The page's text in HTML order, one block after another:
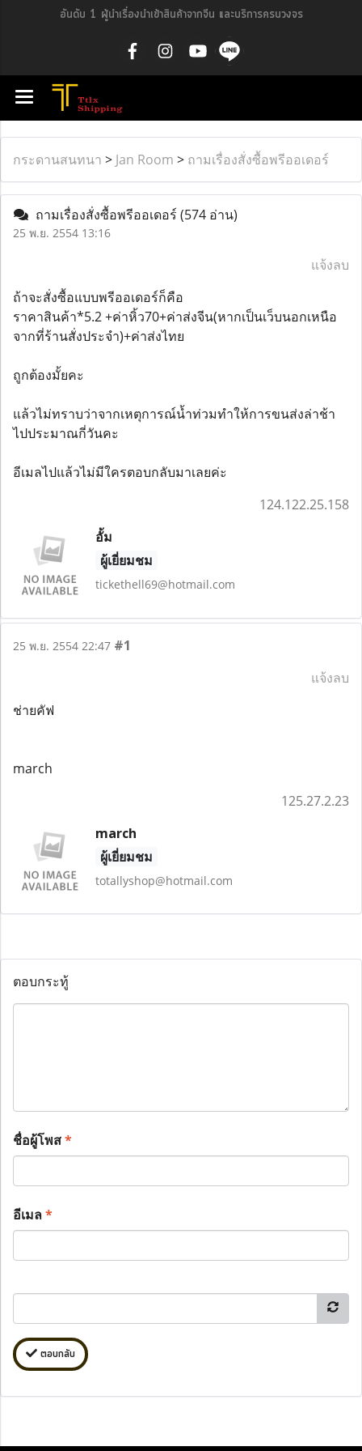
อันดับ 1 ผู้นำเรื่องนำเข้าสินค้าจากจีน และบริการครบวงจร
กระดานสนทนา > Jan Room > ถามเรื่องสั่งซื้อพรีออเดอร์
ถามเรื่องสั่งซื้อพรีออเดอร์ (574 อ่าน)
25 พ.ย. 2554 13:16
แจ้งลบ
ถ้าจะสั่งซื้อแบบพรีออเดอร์ก็คือ
ราคาสินค้า*5.2 +ค่าหิ้ว70+ค่าส่งจีน(หากเป็นเว็บนอกเหนือ
จากที่ร้านสั่งประจำ)+ค่าส่งไทย
ถูกต้องมั้ยคะ
แล้วไม่ทราบว่าจากเหตุการณ์น้ำท่วมทำให้การขนส่งล่าช้า
ไปประมาณกี่วันคะ
อีเมลไปแล้วไม่มีใครตอบกลับมาเลยค่ะ
124.122.25.158
อั้ม
ผู้เยี่ยมชม
tickethell69@hotmail.com
25 พ.ย. 2554 22:47 #1
แจ้งลบ
ช่ายคัฟ
march
125.27.2.23
march
ผู้เยี่ยมชม
totallyshop@hotmail.com
ตอบกระทู้
ชื่อผู้โพส*
อีเมล*
ตอบกลับ